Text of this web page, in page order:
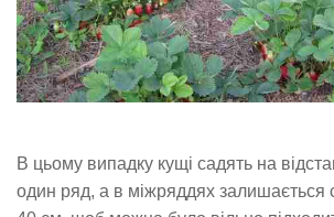
В цьому випадку кущі садять на
один ряд, а в міжряддях